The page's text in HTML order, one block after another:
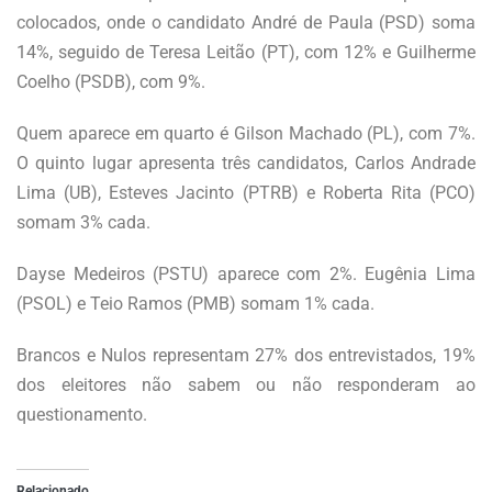
colocados, onde o candidato André de Paula (PSD) soma
14%, seguido de Teresa Leitão (PT), com 12% e Guilherme
Coelho (PSDB), com 9%.
Quem aparece em quarto é Gilson Machado (PL), com 7%.
O quinto lugar apresenta três candidatos, Carlos Andrade
Lima (UB), Esteves Jacinto (PTRB) e Roberta Rita (PCO)
somam 3% cada.
Dayse Medeiros (PSTU) aparece com 2%. Eugênia Lima
(PSOL) e Teio Ramos (PMB) somam 1% cada.
Brancos e Nulos representam 27% dos entrevistados, 19%
dos eleitores não sabem ou não responderam ao
questionamento.